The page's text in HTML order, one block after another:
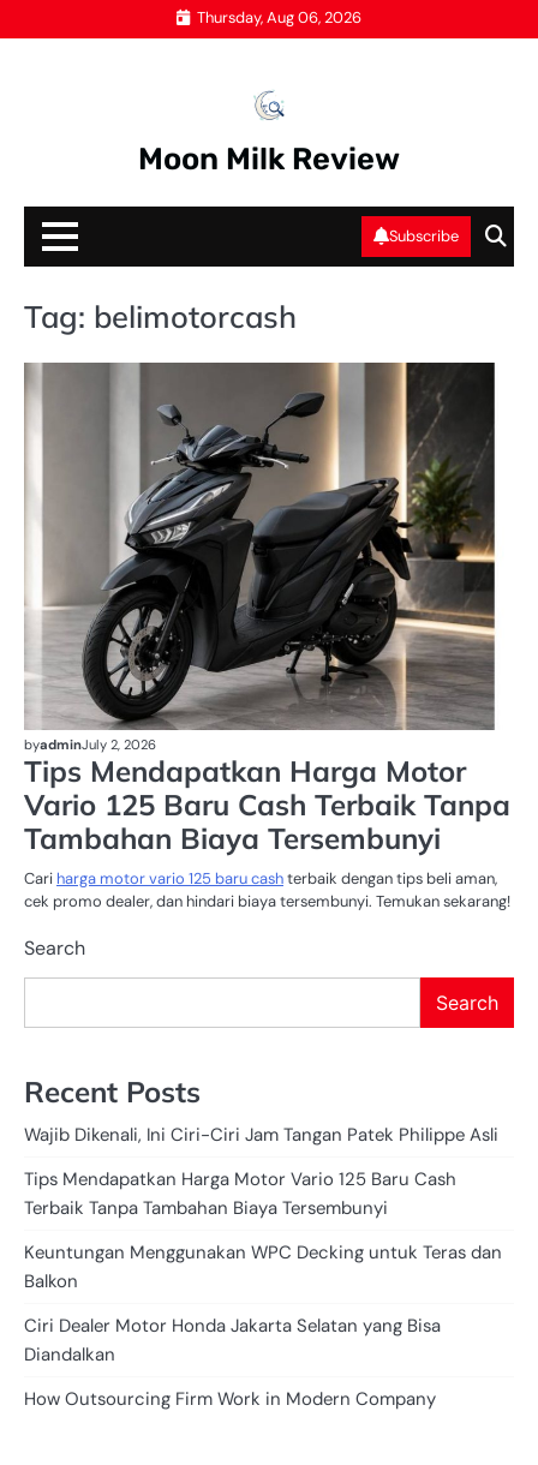
to
Thursday, Aug 06, 2026
Moon Milk Review
Subscribe
Tag: belimotorcash
byadminJuly 2, 2026
Tips Mendapatkan Harga Motor
Vario 125 Baru Cash Terbaik Tanpa
Tambahan Biaya Tersembunyi
Cari harga motor vario 125 baru cashterbaik dengan tips beli aman,
cek promo dealer, dan hindari biaya tersembunyi. Temukan sekarang!
Search
Search
Recent Posts
Wajib Dikenali, Ini Ciri-Ciri Jam Tangan Patek Philippe Asli
Tips Mendapatkan Harga Motor Vario 125 Baru Cash
Terbaik Tanpa Tambahan Biaya Tersembunyi
Keuntungan Menggunakan WPC Decking untuk Teras dan
Balkon
Ciri Dealer Motor Honda Jakarta Selatan yang Bisa
Diandalkan
How Outsourcing Firm Work in Modern Company